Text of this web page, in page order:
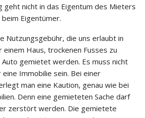
geht nicht in das Eigentum des Mieters
Eigentümer.
Nutzungsgebühr, die uns erlaubt in
einem Haus, trockenen Fusses zu
Auto gemietet werden. Es muss nicht
Immobilie sein. Bei einer
man eine Kaution, genau wie bei
Denn eine gemieteten Sache darf
zerstört werden. Die gemietete